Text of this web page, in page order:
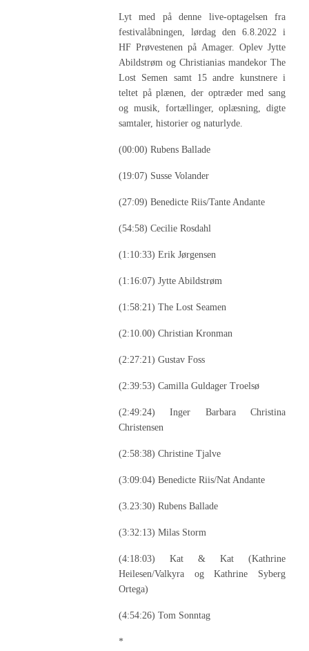
Lyt med på denne live-optagelsen fra
festivalåbningen, lørdag den 6.8.2022 i
HF Prøvestenen på Amager. Oplev Jytte
Abildstrøm og Christianias mandekor The
Lost Semen samt 15 andre kunstnere i
teltet på plænen, der optræder med sang
og musik, fortællinger, oplæsning, digte
samtaler, historier og naturlyde.
(00:00) Rubens Ballade
(19:07) Susse Volander
(27:09) Benedicte Riis/Tante Andante
(54:58) Cecilie Rosdahl
(1:10:33) Erik Jørgensen
(1:16:07) Jytte Abildstrøm
(1:58:21) The Lost Seamen
(2:10.00) Christian Kronman
(2:27:21) Gustav Foss
(2:39:53) Camilla Guldager Troelsø
(2:49:24) Inger Barbara Christina
Christensen
(2:58:38) Christine Tjalve
(3:09:04) Benedicte Riis/Nat Andante
(3.23:30) Rubens Ballade
(3:32:13) Milas Storm
(4:18:03) Kat & Kat (Kathrine
Heilesen/Valkyra og Kathrine Syberg
Ortega)
(4:54:26) Tom Sonntag
*